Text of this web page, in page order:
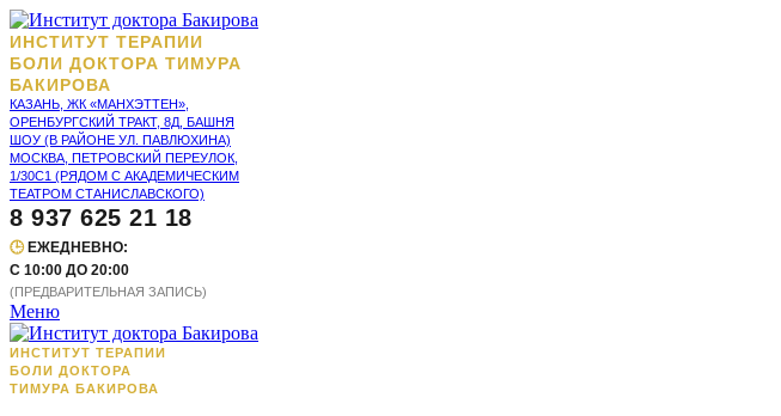
ИНСТИТУТ ТЕРАПИИ
БОЛИ ДОКТОРА ТИМУРА
БАКИРОВА
КАЗАНЬ, ЖК «МАНХЭТТЕН»,
ОРЕНБУРГСКИЙ ТРАКТ, 8Д, БАШНЯ
ШОУ (В РАЙОНЕ УЛ. ПАВЛЮХИНА)
МОСКВА, ПЕТРОВСКИЙ ПЕРЕУЛОК,
1/30С1 (РЯДОМ С АКАДЕМИЧЕСКИМ
ТЕАТРОМ СТАНИСЛАВСКОГО)
8 937 625 21 18
🕒ЕЖЕДНЕВНО:
С 10:00 ДО 20:00
(ПРЕДВАРИТЕЛЬНАЯ ЗАПИСЬ)
Меню
ИНСТИТУТ ТЕРАПИИ
БОЛИ ДОКТОРА
ТИМУРА БАКИРОВА